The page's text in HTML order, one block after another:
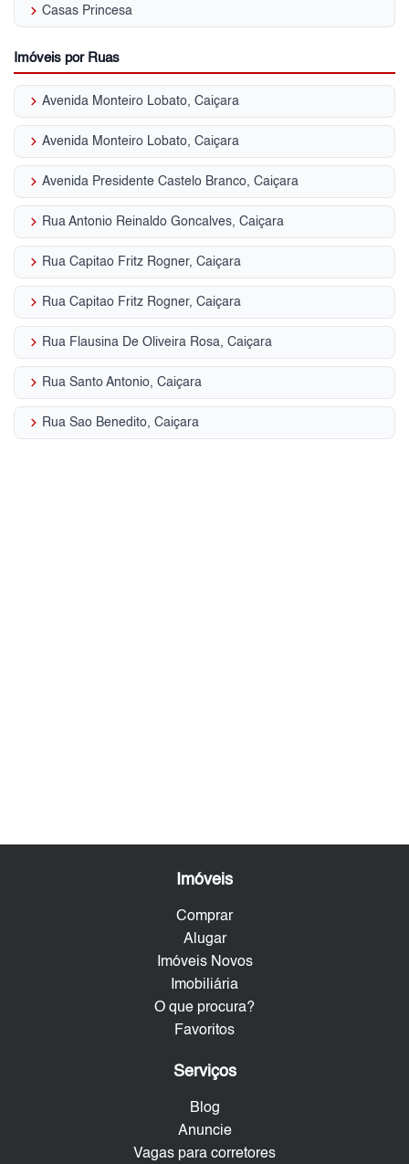
keyboard_arrow_right Casas Princesa
Imóveis por Ruas
keyboard_arrow_right Avenida Monteiro Lobato, Caiçara
keyboard_arrow_right Avenida Monteiro Lobato, Caiçara
keyboard_arrow_right Avenida Presidente Castelo Branco, Caiçara
keyboard_arrow_right Rua Antonio Reinaldo Goncalves, Caiçara
keyboard_arrow_right Rua Capitao Fritz Rogner, Caiçara
keyboard_arrow_right Rua Capitao Fritz Rogner, Caiçara
keyboard_arrow_right Rua Flausina De Oliveira Rosa, Caiçara
keyboard_arrow_right Rua Santo Antonio, Caiçara
keyboard_arrow_right Rua Sao Benedito, Caiçara
Imóveis
Comprar
Alugar
Imóveis Novos
Imobiliária
O que procura?
Favoritos
Serviços
Blog
Anuncie
Vagas para corretores